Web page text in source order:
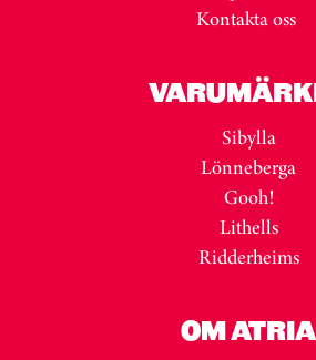
Kontakta oss
Sibylla
Lönneberga
Gooh!
Lithells
Ridderheims
OM ATRIA